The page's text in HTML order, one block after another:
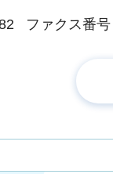
ファクス番